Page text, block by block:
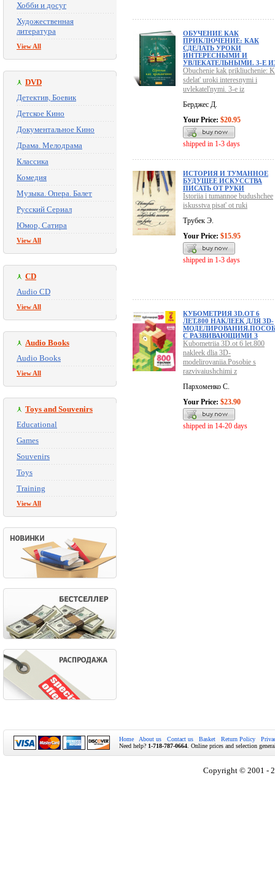
Хобби и досуг
Художественная
литература
View All
DVD
Детектив, Боевик
Детское Кино
Документальное Кино
Драма. Мелодрама
Классика
Комедия
Музыка. Опера. Балет
Русский Сериал
Юмор, Сатира
View All
CD
Audio CD
View All
Audio Books
Audio Books
View All
Toys and Souvenirs
Educational
Games
Souvenirs
Toys
Training
View All
ОБУЧЕНИЕ КАК
ПРИКЛЮЧЕНИЕ: КАК
СДЕЛАТЬ УРОКИ
ИНТЕРЕСНЫМИ И
УВЛЕКАТЕЛЬНЫМИ. 3-Е
Obuchenie kak prikliuchenie:
sdelat' uroki interesnymi i
uvlekatel'nymi. 3-e iz
Берджес Д.
Your Price: $20.95
shipped in 1-3 days
ИСТОРИЯ И ТУМАННОЕ
БУДУЩЕЕ ИСКУССТВА
ПИСАТЬ ОТ РУКИ
Istoriia i tumannoe budushchee
iskusstva pisat' ot ruki
Трубек Э.
Your Price: $15.95
shipped in 1-3 days
КУБОМЕТРИЯ 3D.ОТ 6
ЛЕТ.800 НАКЛЕЕК ДЛЯ 3D-
С РАЗВИВАЮЩИМИ З
Kubometriia 3D.ot 6 let.800
nakleek dlia 3D-
modelirovaniia.Posobie s
razvivaiushchimi z
Пархоменко С.
Your Price: $23.90
shipped in 14-20 days
Home About us Contact us Basket Return Policy
Need help? 1-718-787-0664 . Online prices and selection
Copyright © 2001 -